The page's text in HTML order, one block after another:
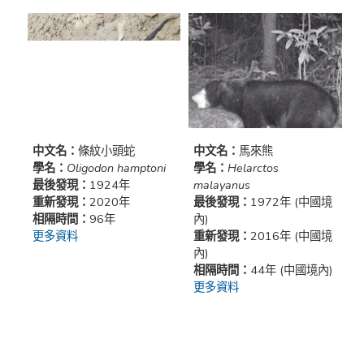
中文名： 條紋小頭蛇
學名： Oligodon hamptoni
最後發現： 1924年
重新發現： 2020年
相隔時間： 96年
更多資料
中文名： 馬來熊
學名：Helarctos
malayanus
最後發現： 1972年 (中國境
內)
重新發現：2016年 (中國境
內)
相隔時間： 44年 (中國境內)
更多資料